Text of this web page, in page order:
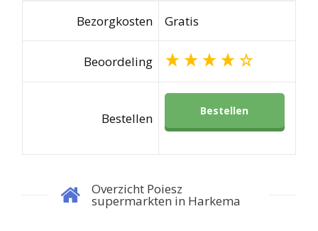
Bezorgkosten Gratis
Beoordeling
Bestellen Bestellen
Overzicht Poiesz
supermarkten in Harkema